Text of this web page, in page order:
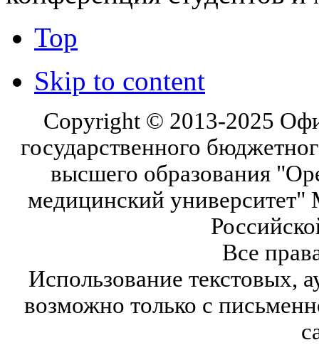
Top
Skip to content
Copyright © 2013-2025
государственного
высшего образования
медицинский университет"
Все
Использование текстовых,
возможно только с